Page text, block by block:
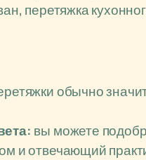
перетяжка
обычно
вы можете
и отвечающий